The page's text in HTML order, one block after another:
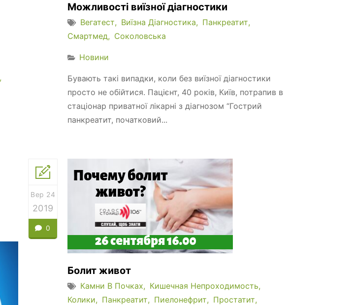
Можливості виїзної діагностики
Вегатест Виїзна Діагностика
Панкреатит
Смартмед
Соколовська
Новини
Бувають такі випадки, коли без виїзної діагностики
просто не обійтися. Пацієнт, 40 років, Київ, потрапив в
стаціонар приватної лікарні з діагнозом “Гострий
панкреатит, початковий...
Вер 24
2019
0
Болит живот
Камни В Почках
Кишечная Непроходимость
Колики
Панкреатит Пиелонефрит
Простатит